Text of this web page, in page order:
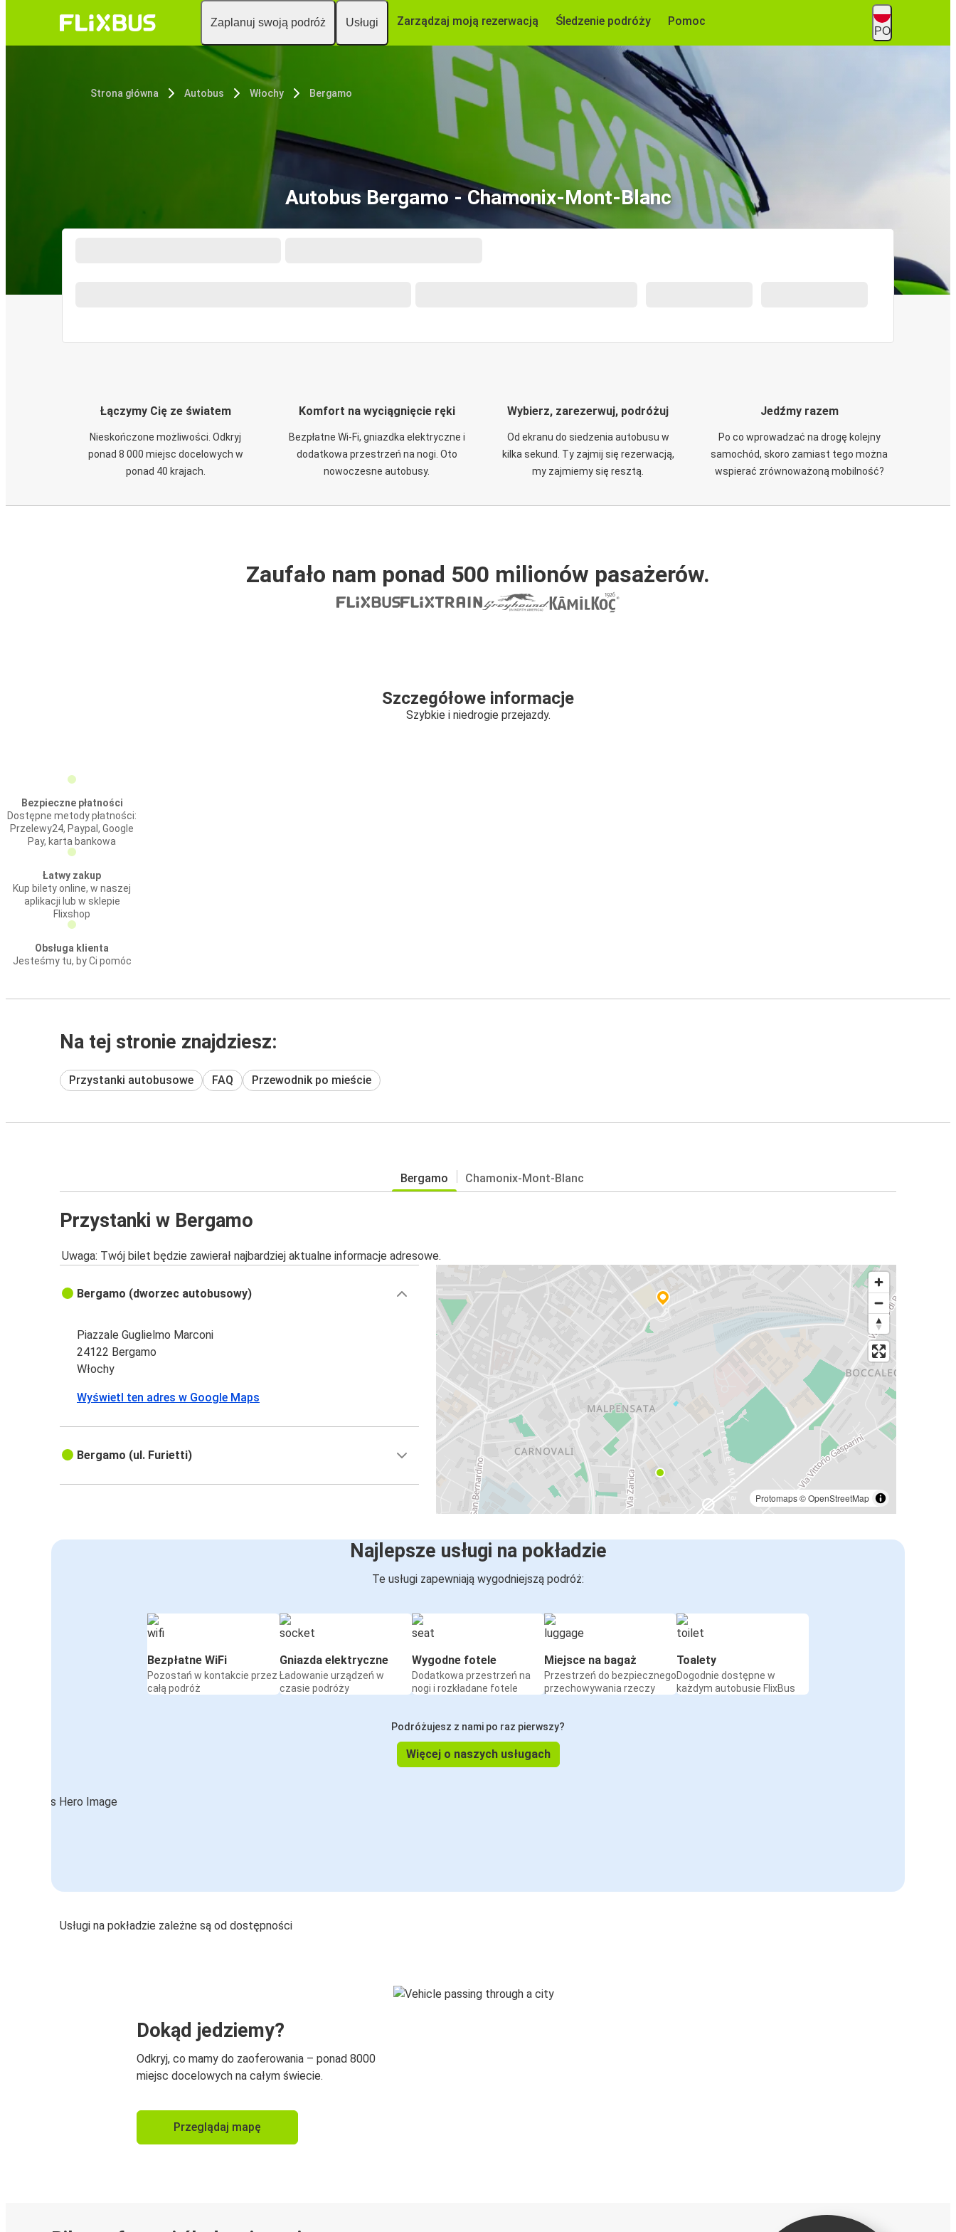
Zaplanuj swoją podróż Usługi Zarządzaj moją rezerwacją Śledzenie podróży Pomoc
PO
Strona główna Autobus Włochy Bergamo
Autobus Bergamo - Chamonix-Mont-Blanc
Łączymy Cię ze światem
Nieskończone możliwości. Odkryj
ponad 8 000 miejsc docelowych w
ponad 40 krajach.
Komfort na wyciągnięcie ręki
Bezpłatne Wi-Fi, gniazdka elektryczne i
dodatkowa przestrzeń na nogi. Oto
nowoczesne autobusy.
Wybierz, zarezerwuj, podróżuj
Od ekranu do siedzenia autobusu w
kilka sekund. Ty zajmij się rezerwacją,
my zajmiemy się resztą.
Jedźmy razem
Po co wprowadzać na drogę kolejny
samochód, skoro zamiast tego można
wspierać zrównoważoną mobilność?
Zaufało nam ponad 500 milionów pasażerów.
Szczegółowe informacje
Szybkie i niedrogie przejazdy.
Bezpieczne płatności
Dostępne metody płatności:
Przelewy24, Paypal, Google
Pay, karta bankowa
Łatwy zakup
Kup bilety online, w naszej
aplikacji lub w sklepie
Flixshop
Obsługa klienta
Jesteśmy tu, by Ci pomóc
Na tej stronie znajdziesz:
Przystanki autobusowe FAQ Przewodnik po mieście
Bergamo Chamonix-Mont-Blanc
Przystanki w Bergamo
Uwaga: Twój bilet będzie zawierał najbardziej aktualne informacje adresowe.
Protomaps©OpenStreetMap
Bergamo (dworzec autobusowy)
Piazzale Guglielmo Marconi
24122 Bergamo
Włochy
Wyświetl ten adres w Google Maps
Bergamo (ul. Furietti)
Najlepsze usługi na pokładzie
Te usługi zapewniają wygodniejszą podróż:
Bezpłatne WiFi
Pozostań w kontakcie przez
całą podróż
Gniazda elektryczne
Ładowanie urządzeń w
czasie podróży
Wygodne fotele
Dodatkowa przestrzeń na
nogi i rozkładane fotele
Miejsce na bagaż
Przestrzeń do bezpiecznego
przechowywania rzeczy
Toalety
Dogodnie dostępne w
każdym autobusie FlixBus
Podróżujesz z nami po raz pierwszy?
Więcej o naszych usługach
Usługi na pokładzie zależne są od dostępności
Dokąd jedziemy?
Odkryj, co mamy do zaoferowania – ponad 8000
miejsc docelowych na całym świecie.
Przeglądaj mapę